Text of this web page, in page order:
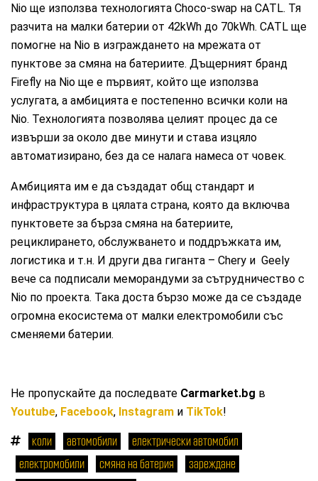
Nio ще използва технологията Choco-swap на CATL. Тя
разчита на малки батерии от 42kWh до 70kWh. CATL ще
помогне на Nio в изграждането на мрежата от
пунктове за смяна на батериите. Дъщерният бранд
Firefly на Nio ще е първият, който ще използва
услугата, а амбицията е постепенно всички коли на
Nio. Технологията позволява целият процес да се
извърши за около две минути и става изцяло
автоматизирано, без да се налага намеса от човек.
Амбицията им е да създадат общ стандарт и
инфраструктура в цялата страна, която да включва
пунктовете за бърза смяна на батериите,
рециклирането, обслужването и поддръжката им,
логистика и т.н. И други два гиганта – Chery и Geely
вече са подписали меморандуми за сътрудничество с
Nio по проекта. Така доста бързо може да се създаде
огромна екосистема от малки електромобили със
сменяеми батерии.
Не пропускайте да последвате Carmarket.bg в
Youtube, Facebook, Instagram и TikTok!
коли автомобили
електрически автомобил
електромобили
смяна на батерия
зареждане